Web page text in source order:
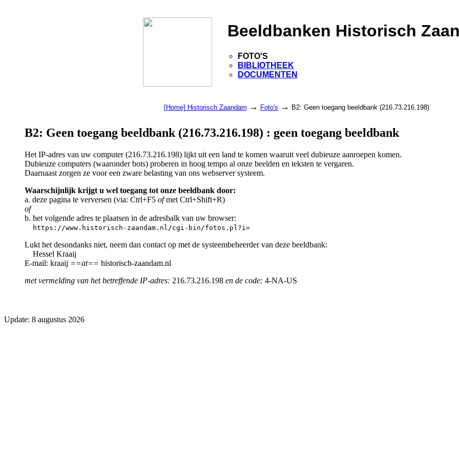
Beeldbanken Historisch
FOTO'S
BIBLIOTHEEK
DOCUMENTEN
[Home] Historisch Zaandam → Foto's → B2: Geen toegang beeldbank (216.73.216.198)
B2: Geen toegang beeldbank (216.73.216.198) : geen toegang beeldbank
Het IP-adres van uw computer (216.73.216.198) lijkt uit een land te komen waaruit veel dubieuze aanroepen komen.
Dubieuze computers (waaronder bots) proberen in hoog tempo al onze beelden en teksten te vergaren.
Daarnaast zorgen ze voor een zware belasting van ons webserver systeem.
Waarschijnlijk krijgt u wel toegang tot onze beeldbank door:
a. deze pagina te verversen (via: Ctrl+F5 ofmet Ctrl+Shift+R)
of
b. het volgende adres te plaatsen in de adresbalk van uw browser:
https://www.historisch-zaandam.nl/cgi-bin/fotos.pl?i=
Lukt het desondanks niet, neem dan contact op met de systeembeheerder van deze beeldbank:
Hessel Kraaij
E-mail: kraaij ==at== historisch-zaandam.nl
met vermelding van het betreffende IP-adres: 216.73.216.198 en de code: 4-NA-US
Update: 8 augustus 2026